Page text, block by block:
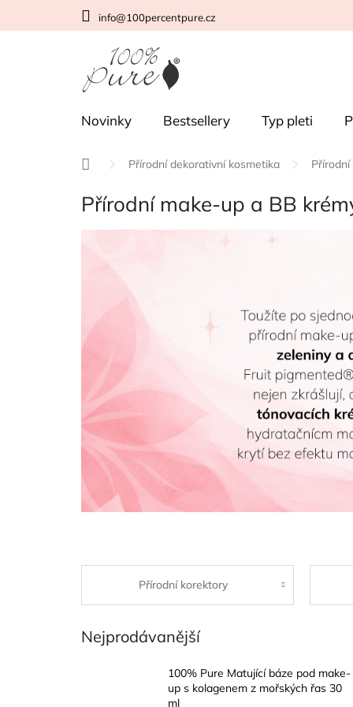
info@100percentpure.cz
Novinky Bestsellery Typ pleti
Domů Přírodní dekorativní kosmetika
Přírodní make-up a BB
Přírodní korektory
Nejprodávanější
100% Pure Matující báze pod make-
up s kolagenem z mořských řas 30
ml